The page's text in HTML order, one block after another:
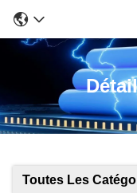
Toutes Les